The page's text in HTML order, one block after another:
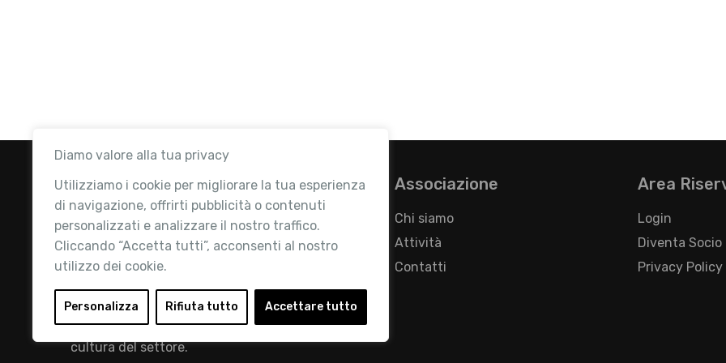
Diamo valore alla tua privacy
Utilizziamo i cookie per migliorare la tua esperienza
di navigazione, offrirti pubblicità o contenuti
personalizzati e analizzare il nostro traffico.
Cliccando “Accetta tutti”, acconsenti al nostro
utilizzo dei cookie.
Personalizza Rifiuta tutto Accettare tutto
Retail Institute Italy è l’Associazione di
riferimento per l'Ecosistema Retail: la nostra
mission è quella di promuovere lo sviluppo e la
cultura del settore.
Associazione
Chi siamo
Attività
Contatti
Area
Login
Diventa Socio
Privacy Policy